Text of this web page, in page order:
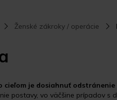
Ženské zákroky / operácie
je dosiahnuť
postavy, vo väčšine prípadov s